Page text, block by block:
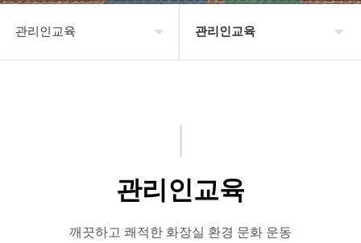
관리인교육 관리인교육
유지관리실제
관리인교육
관리인교육
깨끗하고 쾌적한 화장실 환경 문화 운동